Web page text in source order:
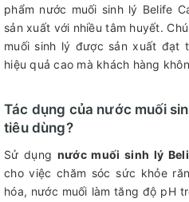
phẩm nước muối sinh lý Belife
sản xuất với nhiều tâm huyết.
muối sinh lý được sản xuất đạt
hiệu quả cao mà khách hàng
Tác dụng của nước muối
tiêu dùng?
Sử dụng nước muối sinh lý
cho việc chăm sóc sức khỏe
hóa, nước muối làm tăng độ pH